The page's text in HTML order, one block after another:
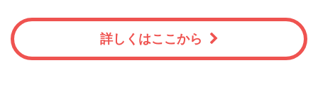
詳しくはここから